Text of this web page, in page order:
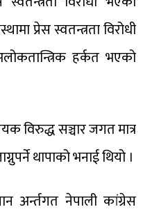
प्रेस स्वतन्त्रता विरोधी
हर्कत भएको
विरुद्ध सञ्चार जगत मात्र
थापाको भनाई थियो ।
अर्न्तगत नेपाली कांग्रेस